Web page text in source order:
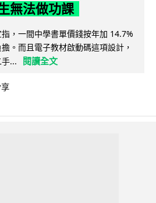
無法做功課
，一間中學書單價錢按年加 14.7%
。而且電子教材啟動碼這項設計，
...
閱讀全文